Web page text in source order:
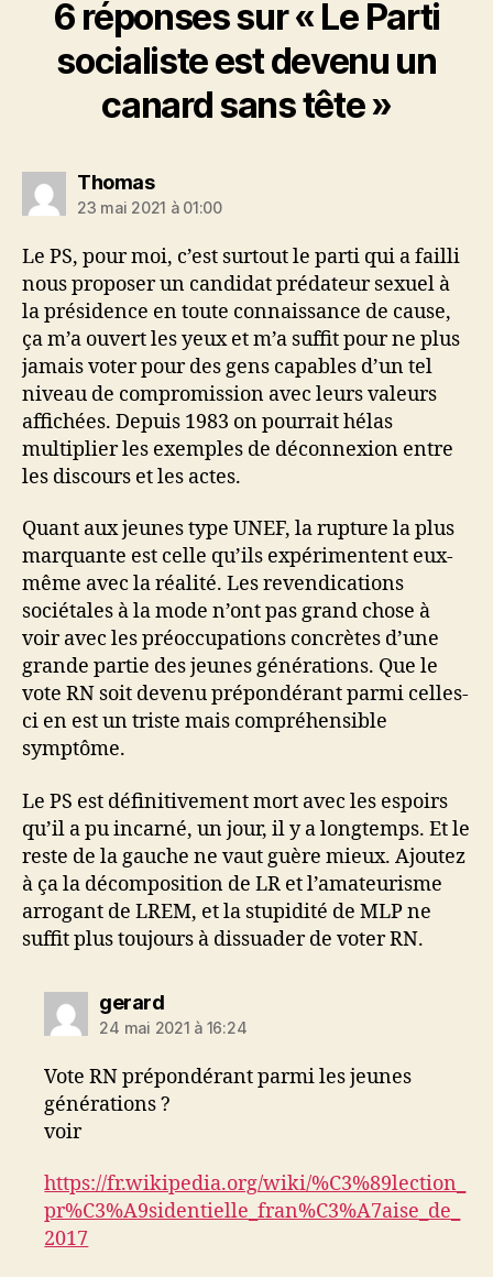
6 réponses sur « Le Parti
socialiste est devenu un
canard sans tête »
Thomasdit :
23 mai 2021 à 01:00
Le PS, pour moi, c’est surtout le parti qui a failli
nous proposer un candidat prédateur sexuel à
la présidence en toute connaissance de cause,
ça m’a ouvert les yeux et m’a suffit pour ne plus
jamais voter pour des gens capables d’un tel
niveau de compromission avec leurs valeurs
affichées. Depuis 1983 on pourrait hélas
multiplier les exemples de déconnexion entre
les discours et les actes.
Quant aux jeunes type UNEF, la rupture la plus
marquante est celle qu’ils expérimentent eux-
même avec la réalité. Les revendications
sociétales à la mode n’ont pas grand chose à
voir avec les préoccupations concrètes d’une
grande partie des jeunes générations. Que le
vote RN soit devenu prépondérant parmi celles-
ci en est un triste mais compréhensible
symptôme.
Le PS est définitivement mort avec les espoirs
qu’il a pu incarné, un jour, il y a longtemps. Et le
reste de la gauche ne vaut guère mieux. Ajoutez
à ça la décomposition de LR et l’amateurisme
arrogant de LREM, et la stupidité de MLP ne
suffit plus toujours à dissuader de voter RN.
gerarddit :
24 mai 2021 à 16:24
Vote RN prépondérant parmi les jeunes
générations ?
voir
https://fr.wikipedia.org/wiki/%C3%89lection_
pr%C3%A9sidentielle_fran%C3%A7aise_de_
2017